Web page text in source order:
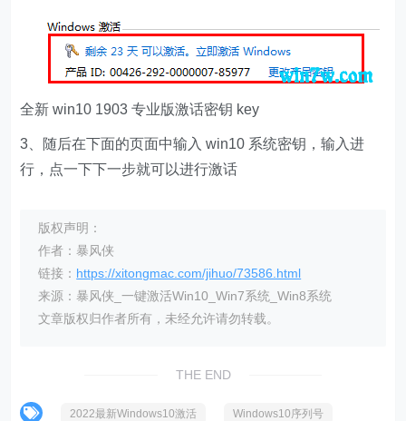
全新 win10 1903 专业版激话密钥 key
3、随后在下面的页面中输入 win10 系统密钥，输入进
行，点一下下一步就可以进行激话
版权声明：
作者：暴风侠
链接： https://xitongmac.com/jihuo/73586.html
来源：暴风侠_一键激活Win10_Win7系统_Win8系统
文章版权归作者所有，未经允许请勿转载。
THE END
2022最新Windows10激活 Windows10序列号